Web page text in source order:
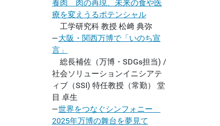
養肉 肉の再現、未来の食や医
療を変えうるポテンシャル
工学研究科 教授 松﨑 典弥
―大阪・関西万博で「いのち宣
言」
総長補佐（万博・SDGs担当) /
社会ソリューションイニシアテ
ィブ（SSI) 特任教授（常勤） 堂
目 卓生
―世界をつなぐシンフォニー
2025年万博の舞台を夢見て